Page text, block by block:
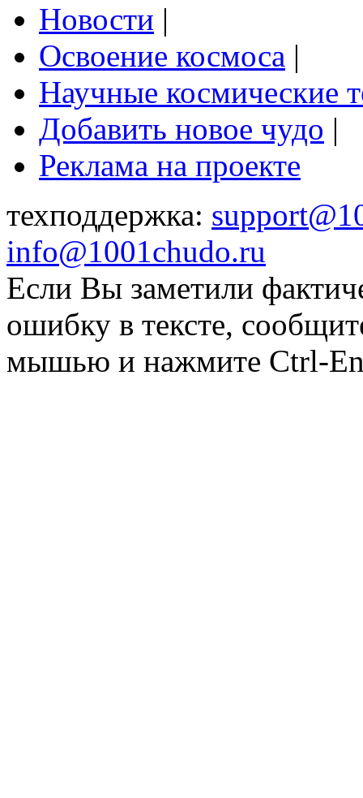
Новости |
Освоение космоса |
Научные космические
Добавить новое чудо |
Реклама на проекте
техподдержка:
info@1001chudo.ru
Если Вы заметили
ошибку в тексте,
мышью и нажмите Ctrl-